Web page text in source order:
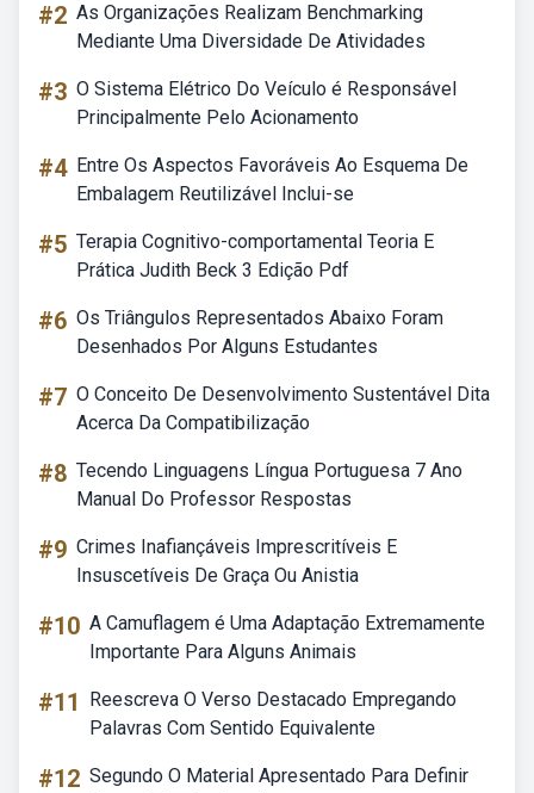
#2 As Organizações Realizam Benchmarking
Mediante Uma Diversidade De Atividades
#3 O Sistema Elétrico Do Veículo é Responsável
Principalmente Pelo Acionamento
#4 Entre Os Aspectos Favoráveis Ao Esquema De
Embalagem Reutilizável Inclui-se
#5 Terapia Cognitivo-comportamental Teoria E
Prática Judith Beck 3 Edição Pdf
#6 Os Triângulos Representados Abaixo Foram
Desenhados Por Alguns Estudantes
#7 O Conceito De Desenvolvimento Sustentável Dita
Acerca Da Compatibilização
#8 Tecendo Linguagens Língua Portuguesa 7 Ano
Manual Do Professor Respostas
#9 Crimes Inafiançáveis Imprescritíveis E
Insuscetíveis De Graça Ou Anistia
#10 A Camuflagem é Uma Adaptação Extremamente
Importante Para Alguns Animais
#11
Reescreva O Verso Destacado Empregando
Palavras Com Sentido Equivalente
#12 Segundo O Material Apresentado Para Definir